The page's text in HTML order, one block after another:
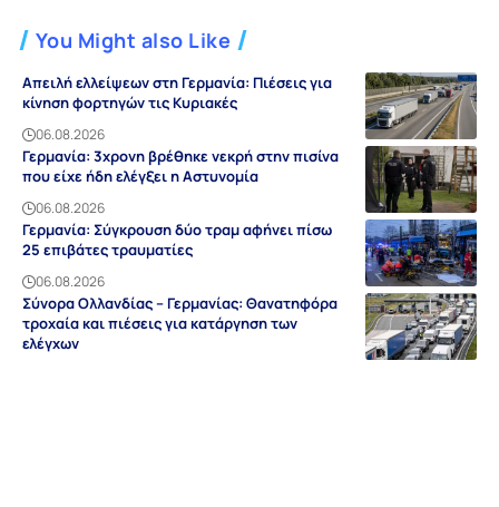
You Might also Like
Απειλή ελλείψεων στη Γερμανία: Πιέσεις για
κίνηση φορτηγών τις Κυριακές
06.08.2026
Γερμανία: 3χρονη βρέθηκε νεκρή στην πισίνα
που είχε ήδη ελέγξει η Αστυνομία
06.08.2026
Γερμανία: Σύγκρουση δύο τραμ αφήνει πίσω
25 επιβάτες τραυματίες
06.08.2026
Σύνορα Ολλανδίας – Γερμανίας: Θανατηφόρα
τροχαία και πιέσεις για κατάργηση των
ελέγχων